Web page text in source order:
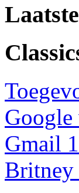
Gmail
Britney